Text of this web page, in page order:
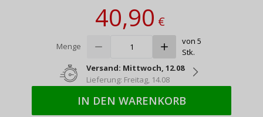
40,90€
Menge
von 5
Stk.
Versand: Mittwoch, 12.08
Lieferung: Freitag, 14.08
IN DEN WARENKORB